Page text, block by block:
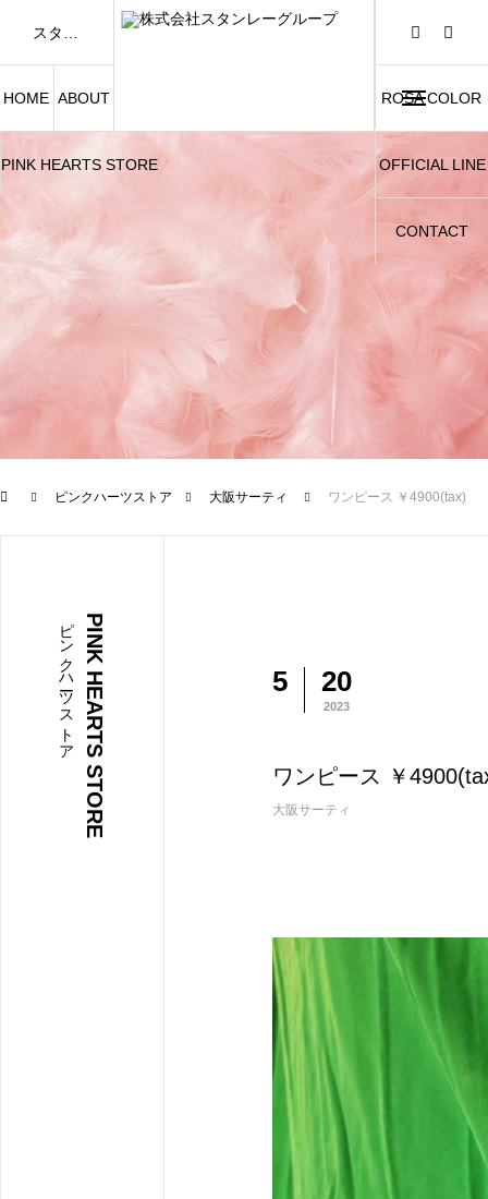
HOME ABOUT
PINK HEARTS STORE
ROSA COLOR
OFFICIAL LINE
CONTACT
ピンクハーツストア 大阪サーティ ワンピース ￥4900(tax)
PINK HEARTS STORE
ピンクハーツストア 5 20
2023
ワンピース ￥
大阪サーティ